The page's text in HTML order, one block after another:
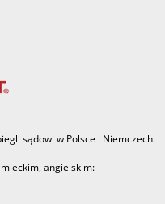
sądowi w Polsce i Niemczech.
angielskim: